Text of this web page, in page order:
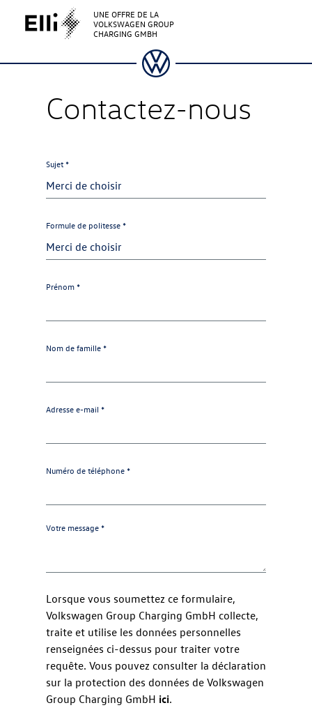
UNE OFFRE DE LA
VOLKSWAGEN GROUP
CHARGING GMBH
Contactez-nous
Sujet *
Formule de politesse *
Prénom *
Nom de famille *
Adresse e-mail *
Numéro de téléphone *
Votre message *
Lorsque vous soumettez ce formulaire,
Volkswagen Group Charging GmbH collecte,
traite et utilise les données personnelles
renseignées ci-dessus pour traiter votre
requête. Vous pouvez consulter la déclaration
sur la protection des données de Volkswagen
Group Charging GmbH ici.